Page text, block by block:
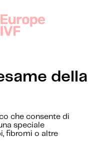
della
che consente di
speciale
fibromi o altre